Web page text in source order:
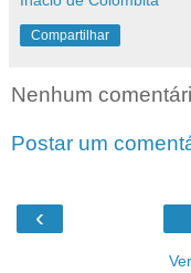
Compartilhar
Nenhum
Postar um
‹